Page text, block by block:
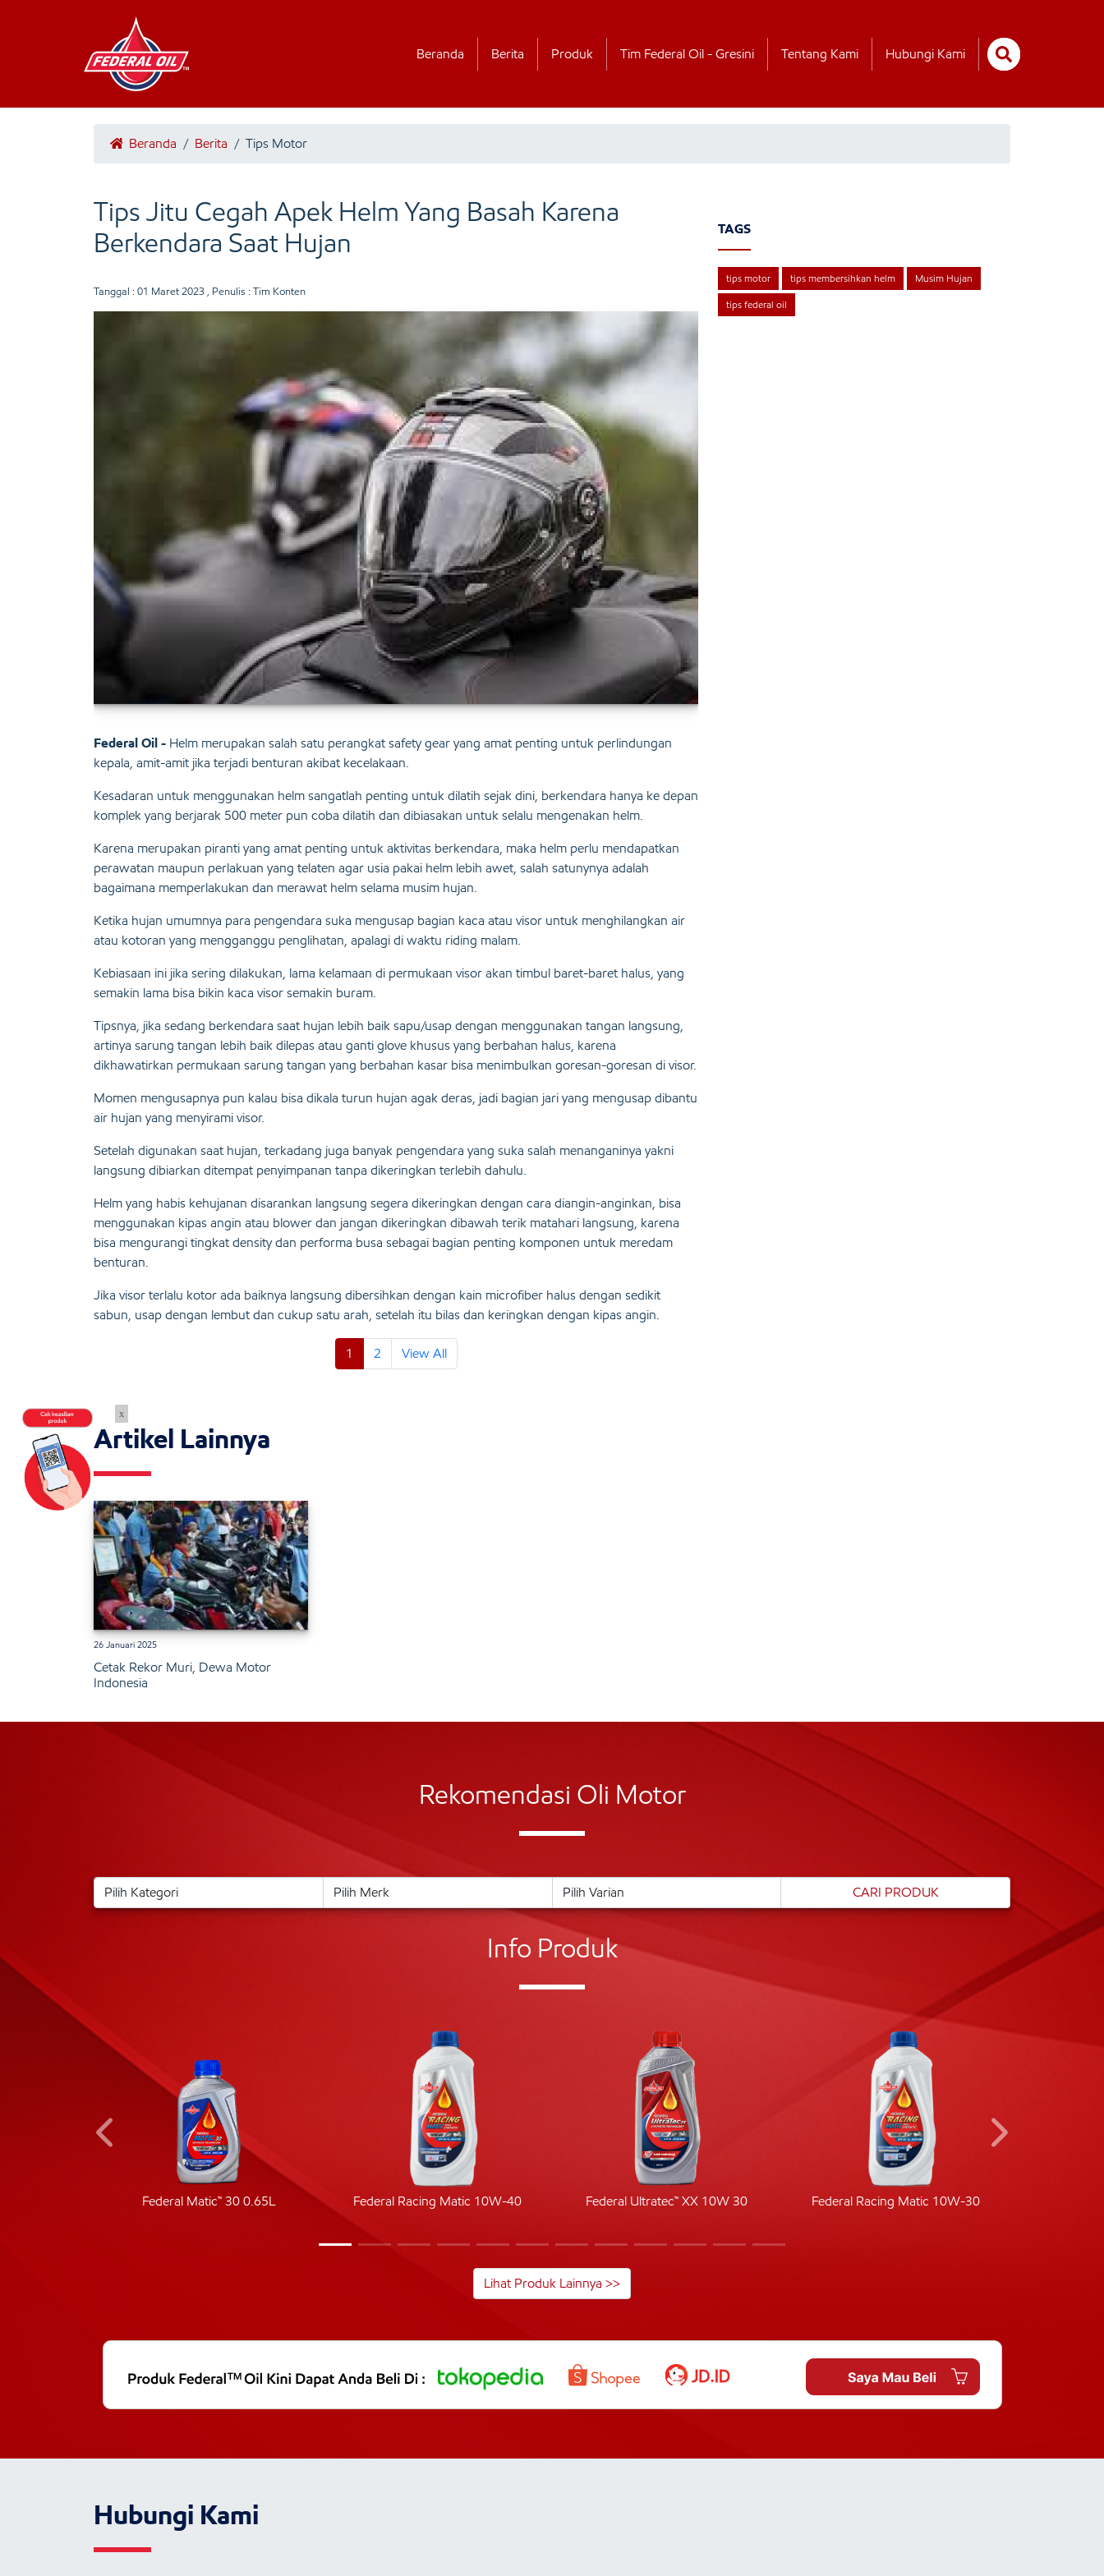
Beranda Berita Produk Tim Federal Oil - Gresini Tentang Kami Hubungi Kami
Beranda / Berita / Tips Motor
Tips Jitu Cegah Apek Helm Yang Basah Karena
Berkendara Saat Hujan
Tanggal : 01 Maret 2023 , Penulis : Tim Konten
Federal Oil - Helm merupakan salah satu perangkat safety gear yang amat penting untuk perlindungan
kepala, amit-amit jika terjadi benturan akibat kecelakaan.
Kesadaran untuk menggunakan helm sangatlah penting untuk dilatih sejak dini, berkendara hanya ke depan
komplek yang berjarak 500 meter pun coba dilatih dan dibiasakan untuk selalu mengenakan helm.
Karena merupakan piranti yang amat penting untuk aktivitas berkendara, maka helm perlu mendapatkan
perawatan maupun perlakuan yang telaten agar usia pakai helm lebih awet, salah satunynya adalah
bagaimana memperlakukan dan merawat helm selama musim hujan.
Ketika hujan umumnya para pengendara suka mengusap bagian kaca atau visor untuk menghilangkan air
atau kotoran yang mengganggu penglihatan, apalagi di waktu riding malam.
Kebiasaan ini jika sering dilakukan, lama kelamaan di permukaan visor akan timbul baret-baret halus, yang
semakin lama bisa bikin kaca visor semakin buram.
Tipsnya, jika sedang berkendara saat hujan lebih baik sapu/usap dengan menggunakan tangan langsung,
artinya sarung tangan lebih baik dilepas atau ganti glove khusus yang berbahan halus, karena
dikhawatirkan permukaan sarung tangan yang berbahan kasar bisa menimbulkan goresan-goresan di visor.
Momen mengusapnya pun kalau bisa dikala turun hujan agak deras, jadi bagian jari yang mengusap dibantu
air hujan yang menyirami visor.
Setelah digunakan saat hujan, terkadang juga banyak pengendara yang suka salah menanganinya yakni
langsung dibiarkan ditempat penyimpanan tanpa dikeringkan terlebih dahulu.
Helm yang habis kehujanan disarankan langsung segera dikeringkan dengan cara diangin-anginkan, bisa
menggunakan kipas angin atau blower dan jangan dikeringkan dibawah terik matahari langsung, karena
bisa mengurangi tingkat density dan performa busa sebagai bagian penting komponen untuk meredam
benturan.
Jika visor terlalu kotor ada baiknya langsung dibersihkan dengan kain microfiber halus dengan sedikit
sabun, usap dengan lembut dan cukup satu arah, setelah itu bilas dan keringkan dengan kipas angin.
1 2 View All
TAGS
tips motor tips membersihkan helm Musim Hujan
tips federal oil
Artikel Lainnya
26 Januari 2025
Cetak Rekor Muri, Dewa Motor
Indonesia
Rekomendasi Oli Motor
Info Produk
Federal Matic™ 30 0.65L Federal Racing Matic 10W-40 Federal Ultratec™ XX 10W 30 Federal Racing Matic 10W-30
Lihat Produk Lainnya >>
Hubungi Kami
x